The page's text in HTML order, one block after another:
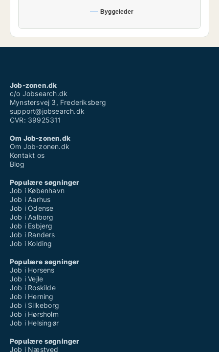
Byggeleder
Job-zonen.dk
c/o Jobsearch.dk
Mynstersvej 3, Frederiksberg
support@jobsearch.dk
CVR: 39925311
Om Job-zonen.dk
Om Job-zonen.dk
Kontakt os
Blog
Populære søgninger
Job i København
Job i Aarhus
Job i Odense
Job i Aalborg
Job i Esbjerg
Job i Randers
Job i Kolding
Populære søgninger
Job i Horsens
Job i Vejle
Job i Roskilde
Job i Herning
Job i Silkeborg
Job i Hørsholm
Job i Helsingør
Populære søgninger
Job i Næstved